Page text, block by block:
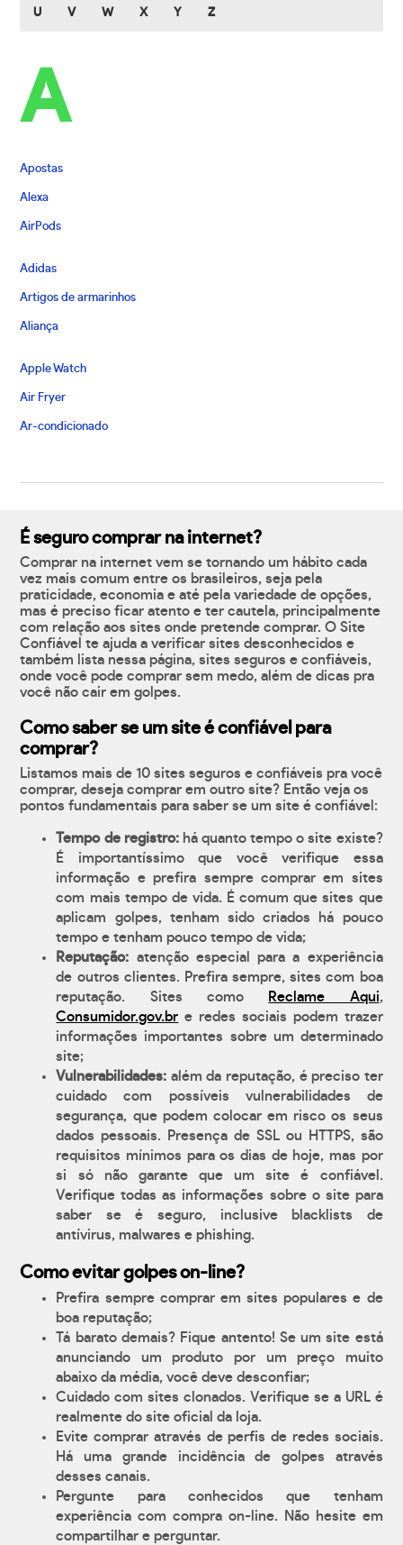
U V W X Y Z
A
Apostas
Alexa
AirPods
Adidas
Artigos de armarinhos
Aliança
Apple Watch
Air Fryer
Ar-condicionado
É seguro comprar na internet?
Comprar na internet vem se tornando um hábito cada
vez mais comum entre os brasileiros, seja pela
praticidade, economia e até pela variedade de opções,
mas é preciso ficar atento e ter cautela, principalmente
com relação aos sites onde pretende comprar. O Site
Confiável te ajuda a verificar sites desconhecidos e
também lista nessa página, sites seguros e confiáveis,
onde você pode comprar sem medo, além de dicas pra
você não cair em golpes.
Como saber se um site é confiável para
comprar?
Listamos mais de 10 sites seguros e confiáveis pra você
comprar, deseja comprar em outro site? Então veja os
pontos fundamentais para saber se um site é confiável:
Tempo de registro:há quanto tempo o site existe?
É importantíssimo que você verifique essa
informação e prefira sempre comprar em sites
com mais tempo de vida. É comum que sites que
aplicam golpes, tenham sido criados há pouco
tempo e tenham pouco tempo de vida;
Reputação: atenção especial para a experiência
de outros clientes. Prefira sempre, sites com boa
reputação. Sites como
Reclame Aqui,
Consumidor.gov.br e redes sociais podem trazer
informações importantes sobre um determinado
site;
Vulnerabilidades: além da reputação, é preciso ter
cuidado com possíveis vulnerabilidades de
segurança, que podem colocar em risco os seus
dados pessoais. Presença de SSL ou HTTPS, são
requisitos mínimos para os dias de hoje, mas por
si só não garante que um site é confiável.
Verifique todas as informações sobre o site para
saber se é seguro, inclusive blacklists de
antívirus, malwares e phishing.
Como evitar golpes on-line?
Prefira sempre comprar em sites populares e de
boa reputação;
Tá barato demais? Fique antento! Se um site está
anunciando um produto por um preço muito
abaixo da média, você deve desconfiar;
Cuidado com sites clonados. Verifique se a URL é
realmente do site oficial da loja.
Evite comprar através de perfis de redes sociais.
Há uma grande incidência de golpes através
desses canais.
Pergunte para conhecidos que tenham
experiência com compra on-line. Não hesite em
compartilhar e perguntar.